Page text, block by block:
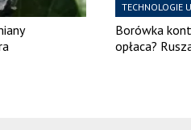
TECHNOLOGIE
Borówka
opłaca?